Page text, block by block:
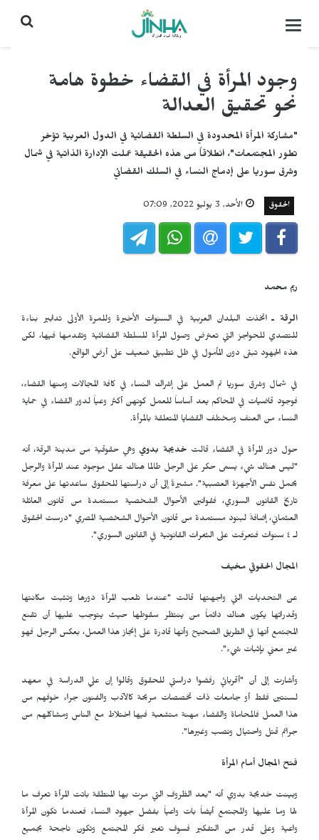
التحكم
وجود المرأة في القضاء خطوة هامة
نحو تحقيق العدالة
"مشاركة المرأة المحدودة في السلطة القضائية في الدول العربية تؤخر
تطور المجتمعات"، انطلاقاً من هذه الحقيقة عملت الإدارة الذاتية في شمال
وشرق سوريا على إدماج النساء في السلك القضائي
الحقوق الأحد, 3 يوليو 2022, 07:09
ريم محمد
الرقة ـاتخذت البلدان العربية في السنوات الأخيرة وللمرة الأولى تدابير بناءة
للتصدي للحواجز التي تعترض وصول المرأة للسلطة القضائية وتقدمها فيها، لكن
هذه الجهود تبقى دون المأمول في ظل تطبيق ضعيف على أرض الواقع.
في شمال وشرق سوريا تم العمل على إشراك النساء في كافة المجالات ومنها القضاء،
فوجود قاضيات في المحاكم يعد أساساً للعمل كونهن أكثر وعياً لدور القضاء في حماية
النساء من العنف ومختلف القضايا المتعلقة بالمرأة.
حول دور المرأة في القضاء قالت خديجة بدوي وهي حقوقية من مدينة الرقة، أنه
"ليس هناك شيء يسمى حكر على الرجل طالما هناك عقل موجود عند المرأة والرجل
يحمل نفس الأجهزة العصبية". مشيرةً إلى أن دراستها للحقوق ساعدتها على معرفة
تاريخ القانون السوري، فقوانين الأحوال الشخصية مستمدة من قانون العائلة
العثماني، إضافةً لبنود مستمدة من قانون الأحوال الشخصية المصري "درست الحقوق
لـ ٤ سنوات فتعرفت على الثغرات القانونية في القانون السوري".
المجال الحقوقي مخيف
عن التحديات التي واجهتها قالت "عندما تلعب المرأة دورها وتثبت مكانتها
وقدراتها يكون هناك دائماً من ينتظر سقوطها حيث يتوجب عليها أن تقنع
المجتمع أنها في الطريق الصحيح وأنها قادرة على إنجاز هذا العمل، بعكس الرجل فهو
غير معني بإثبات شيء".
وأشارت إلى أن "أقربائي رفضوا دراستي للحقوق وقالوا إن علي الدراسة في معهد
لسنتين فقط أو جامعات ذات تخصصات مريحة كالآدب والفنون جراء خوفهم من
هذا العمل فالمحاماة والقضاء مهنة متشعبة فيها اختلاط مع الناس ومشاكلهم من
جرائم قتل واحتيال ونصب وغيرها".
فتح المجال أمام المرأة
وبينت خديجة بدوي أنه "بعد الظروف التي مرت بها المنطقة باتت المرأة تعرف ما
لها وما عليها والمجتمع أيضاً بات واعياً بفضل جهود النساء فعندما تكون المرأة
واعية وعلى قدر من التفكير فسوف تغير فكر المجتمع وتكون ناجحة بجميع